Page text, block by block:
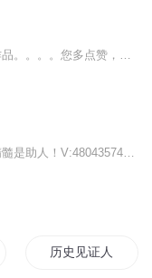
历史见证人